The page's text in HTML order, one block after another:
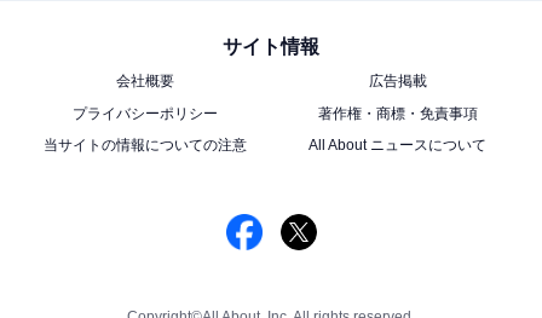
サイト情報
会社概要
広告掲載
プライバシーポリシー
著作権・商標・免責事項
当サイトの情報についての注意
All About ニュースについて